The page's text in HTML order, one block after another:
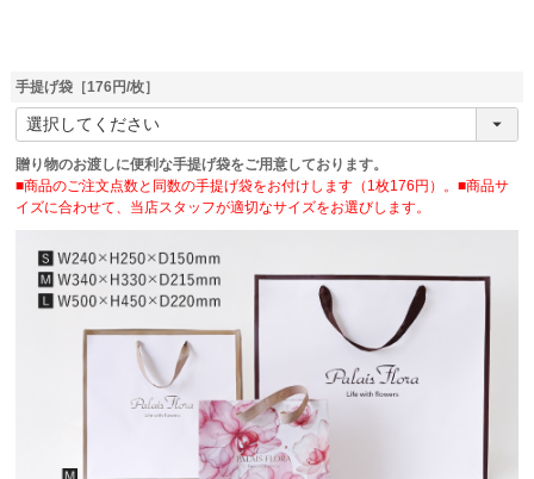
手提げ袋［176円/枚］
贈り物のお渡しに便利な手提げ袋をご用意しております。
■商品のご注文点数と同数の手提げ袋をお付けします（1枚176円）。■商品サ
イズに合わせて、当店スタッフが適切なサイズをお選びします。